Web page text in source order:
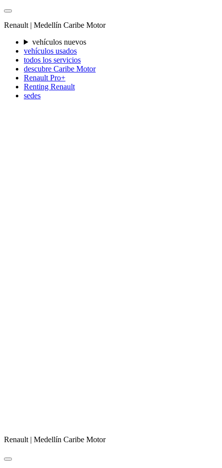
Renault | Medellín Caribe Motor
vehículos nuevos
vehículos usados
todos los servicios
descubre Caribe Motor
Renault Pro+
Renting Renault
sedes
Renault | Medellín Caribe Motor